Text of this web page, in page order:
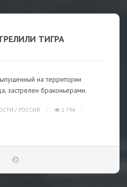
ТИГРА
на территории
застрелен браконьерами.
/ РОССИЯ
1 794